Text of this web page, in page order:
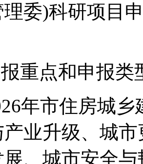
理委)科研项目
重点和申报类
年市住房城
业升级、城
、城市安全